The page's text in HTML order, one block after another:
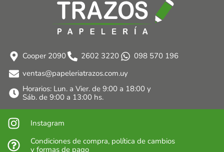
Cooper 2090 2602 3220
098 570 196
ventas@papeleriatrazos.com.uy
Horarios: Lun. a Vier. de 9:00 a 18:00 y
Sáb. de 9:00 a 13:00 hs.
Instagram
Condiciones de compra, política de cambios
y formas de pago